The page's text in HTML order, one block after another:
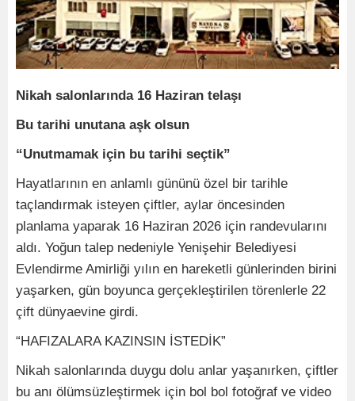
Nikah salonlarında 16 Haziran telaşı
Bu tarihi unutana aşk olsun
“Unutmamak için bu tarihi seçtik”
Hayatlarının en anlamlı gününü özel bir tarihle
taçlandırmak isteyen çiftler, aylar öncesinden
planlama yaparak 16 Haziran 2026 için randevularını
aldı. Yoğun talep nedeniyle Yenişehir Belediyesi
Evlendirme Amirliği yılın en hareketli günlerinden birini
yaşarken, gün boyunca gerçekleştirilen törenlerle 22
çift dünyaevine girdi.
“HAFIZALARA KAZINSIN İSTEDİK”
Nikah salonlarında duygu dolu anlar yaşanırken, çiftler
bu anı ölümsüzleştirmek için bol bol fotoğraf ve video